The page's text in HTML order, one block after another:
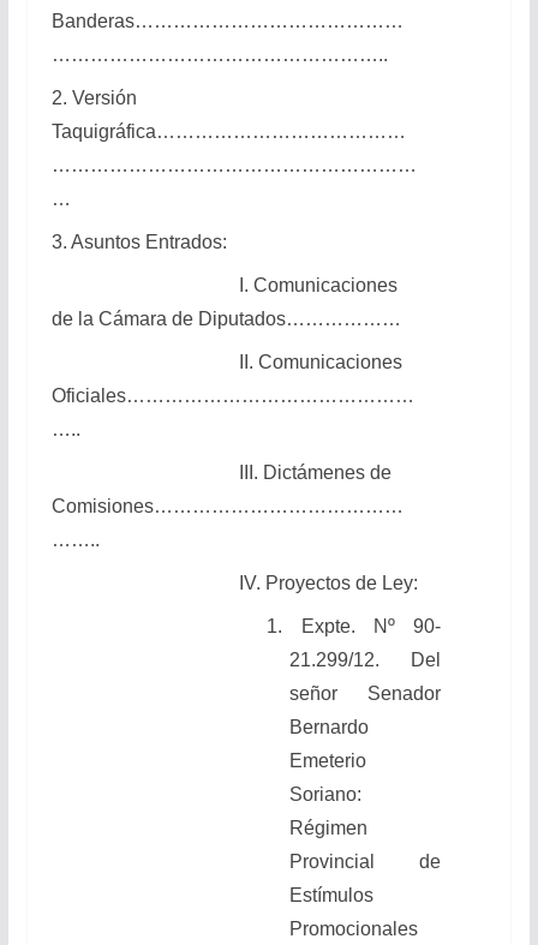
Banderas……………………………………
……………………………………………..
2. Versión
Taquigráfica…………………………………
…………………………………………………
…
3. Asuntos Entrados:
I. Comunicaciones
de la Cámara de Diputados………………
II. Comunicaciones
Oficiales………………………………………
…..
III. Dictámenes de
Comisiones…………………………………
……..
IV. Proyectos de Ley:
1.
Expte. Nº 90-
21.299/12. Del
señor Senador
Bernardo
Emeterio
Soriano:
Régimen
Provincial de
Estímulos
Promocionales